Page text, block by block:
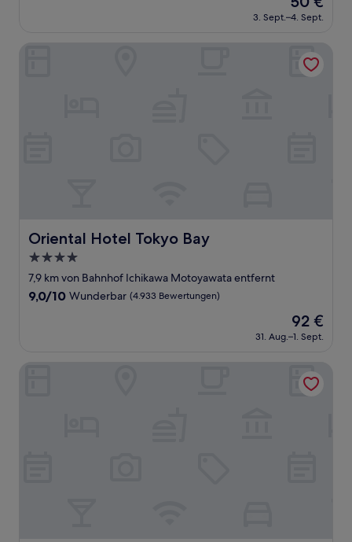
Bewertungen)
Preis
beträgt
3. Sept.–4. Sept.
Oriental Hotel Tokyo Bay
Oriental Hotel Tokyo Bay
4.0-
Sterne-
Unterkunft
7,9 km von Bahnhof Ichikawa Motoyawata entfernt
9.0
Bewertungen)
9,0/10 Wunderbar (4.933 Bewertungen)
Der
Preis
beträgt
92 €
31. Aug.–1. Sept.